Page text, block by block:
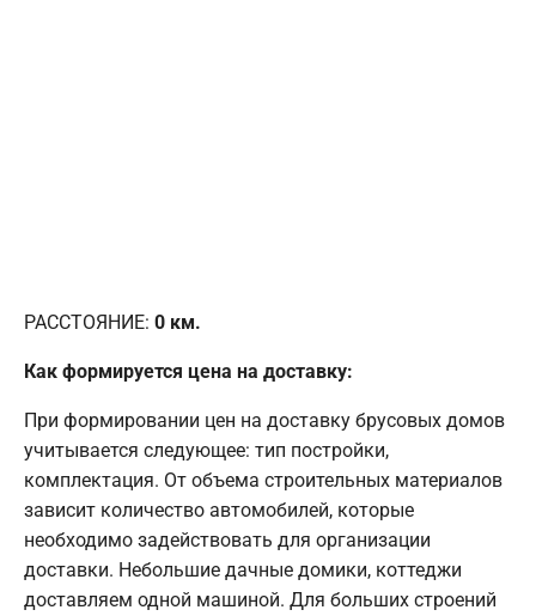
РАССТОЯНИЕ: 0 км.
Как формируется цена на доставку:
При формировании цен на доставку брусовых домов
учитывается следующее: тип постройки,
комплектация. От объема строительных материалов
зависит количество автомобилей, которые
необходимо задействовать для организации
доставки. Небольшие дачные домики, коттеджи
доставляем одной машиной. Для больших строений